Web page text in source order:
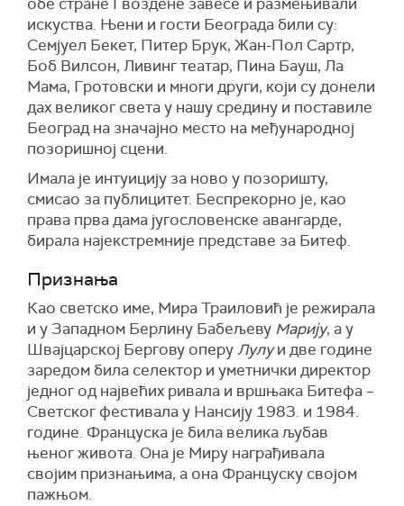
искуства. Њени и гости Београда били су:
Семјуел Бекет, Питер Брук, Жан-Пол Сартр,
Боб Вилсон, Ливинг театар, Пина Бауш, Ла
Мама, Гротовски и многи други, који су донели
дах великог света у нашу средину и поставиле
Београд на значајно место на међународној
позоришној сцени.
Имала је интуицију за ново у позоришту,
смисао за публицитет. Беспрекорно је, као
права прва дама југословенске авангарде,
бирала најекстремније представе за Битеф.
Признања
Као светско име, Мира Траиловић је режирала
и у Западном Берлину Бабељеву Марију, а у
Швајцарској Бергову оперуЛулуи две године
заредом била селектор и уметнички директор
једног од највећих ривала и вршњака Битефа –
Светског фестивала у Нансију 1983. и 1984.
године. Француска је била велика љубав
њеног живота. Она је Миру награђивала
својим признањима, а она Француску својом
пажњом.